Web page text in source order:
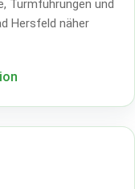
Turmführungen und
Hersfeld näher